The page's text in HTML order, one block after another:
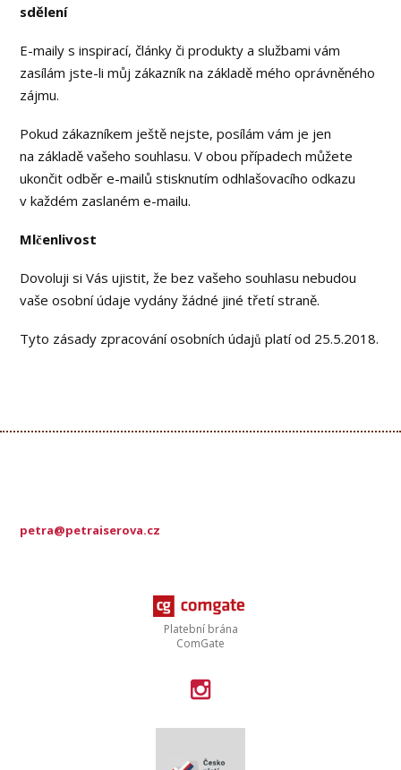
sdělení
E-maily s inspirací, články či produkty a službami vám
zasílám jste-li můj zákazník na základě mého oprávněného
zájmu.
Pokud zákazníkem ještě nejste, posílám vám je jen
na základě vašeho souhlasu. V obou případech můžete
ukončit odběr e-mailů stisknutím odhlašovacího odkazu
v každém zaslaném e-mailu.
Mlčenlivost
Dovoluji si Vás ujistit, že bez vašeho souhlasu nebudou
vaše osobní údaje vydány žádné jiné třetí straně.
Tyto zásady zpracování osobních údajů platí od 25.5.2018.
petra@petraiserova.cz
Platební brána
ComGate